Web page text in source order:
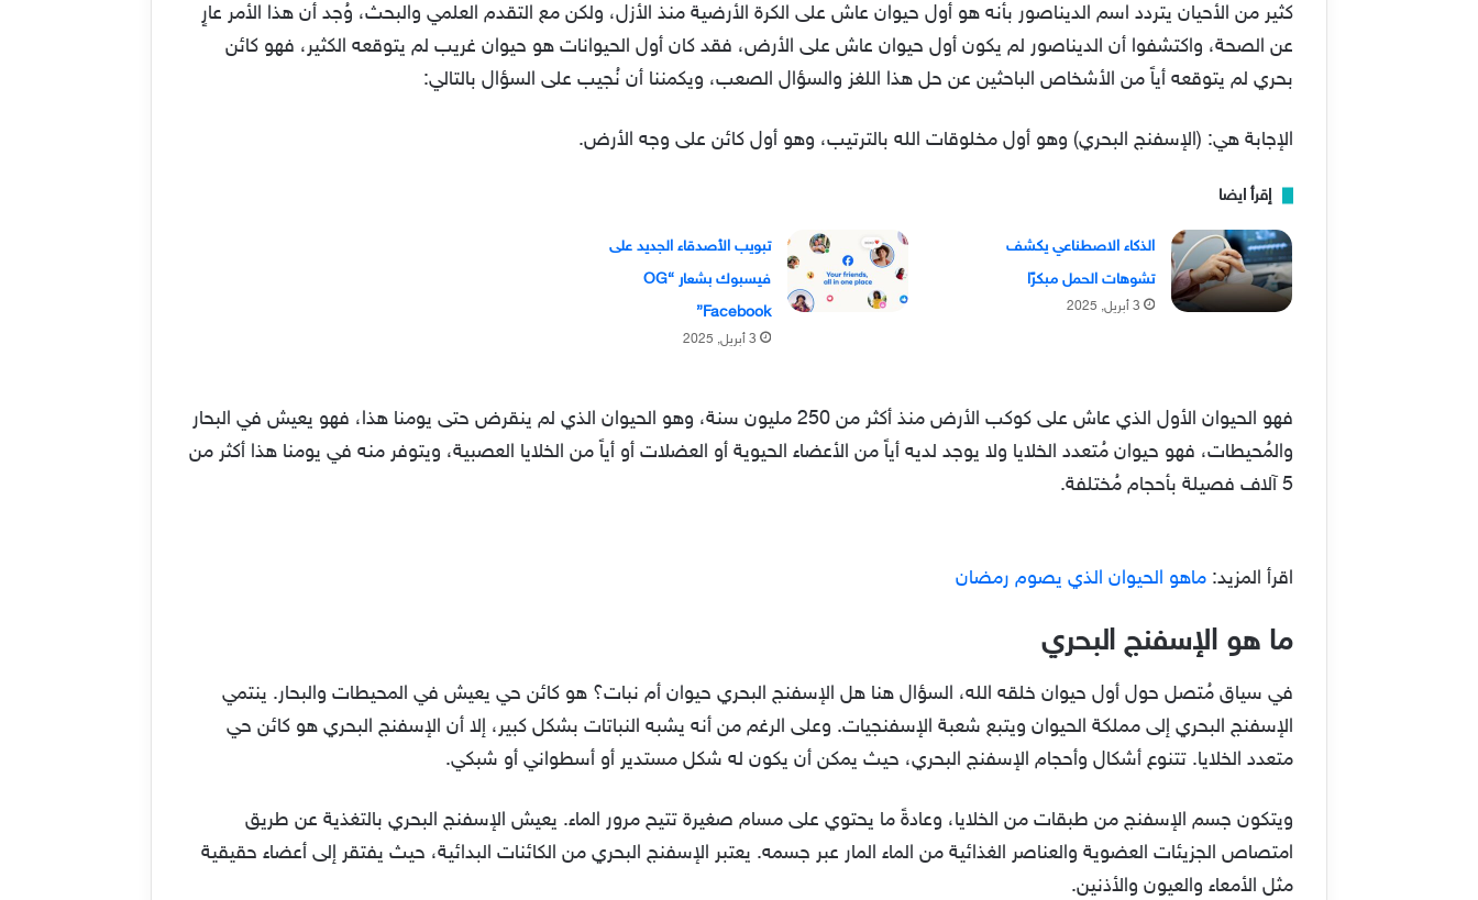
كثير من الأحيان يتردد اسم الديناصور بأنه هو أول حيوان عاش على الكرة الأرضية منذ الأزل، ولكن مع التقدم العلمي والبحث، وُجد أن هذا الأمر عارٍ
عن الصحة، واكتشفوا أن الديناصور لم يكون أول حيوان عاش على الأرض، فقد كان أول الحيوانات هو حيوان غريب لم يتوقعه الكثير، فهو كائن
بحري لم يتوقعه أياً من الأشخاص الباحثين عن حل هذا اللغز والسؤال الصعب، ويكمننا أن نُجيب على السؤال بالتالي:
الإجابة هي: (الإسفنج البحري) وهو أول مخلوقات الله بالترتيب، وهو أول كائن على وجه الأرض.
إقرأ ايضا
الذكاء الاصطناعي يكشف
تشوهات الحمل مبكرًا
3 أبريل, 2025
تبويب الأصدقاء الجديد على
فيسبوك بشعار “OG
Facebook”
3 أبريل, 2025
فهو الحيوان الأول الذي عاش على كوكب الأرض منذ أكثر من 250 مليون سنة، وهو الحيوان الذي لم ينقرض حتى يومنا هذا، فهو يعيش في البحار
والمُحيطات، فهو حيوان مُتعدد الخلايا ولا يوجد لديه أياً من الأعضاء الحيوية أو العضلات أو أياً من الخلايا العصبية، ويتوفر منه في يومنا هذا أكثر من
5 آلاف فصيلة بأحجام مُختلفة.
اقرأ المزيد: ماهو الحيوان الذي يصوم رمضان
ما هو الإسفنج البحري
في سياق مُتصل حول أول حيوان خلقه الله، السؤال هنا هل الإسفنج البحري حيوان أم نبات؟ هو كائن حي يعيش في المحيطات والبحار. ينتمي
الإسفنج البحري إلى مملكة الحيوان ويتبع شعبة الإسفنجيات. وعلى الرغم من أنه يشبه النباتات بشكل كبير، إلا أن الإسفنج البحري هو كائن حي
متعدد الخلايا. تتنوع أشكال وأحجام الإسفنج البحري، حيث يمكن أن يكون له شكل مستدير أو أسطواني أو شبكي.
ويتكون جسم الإسفنج من طبقات من الخلايا، وعادةً ما يحتوي على مسام صغيرة تتيح مرور الماء. يعيش الإسفنج البحري بالتغذية عن طريق
امتصاص الجزيئات العضوية والعناصر الغذائية من الماء المار عبر جسمه. يعتبر الإسفنج البحري من الكائنات البدائية، حيث يفتقر إلى أعضاء حقيقية
مثل الأمعاء والعيون والأذنين.